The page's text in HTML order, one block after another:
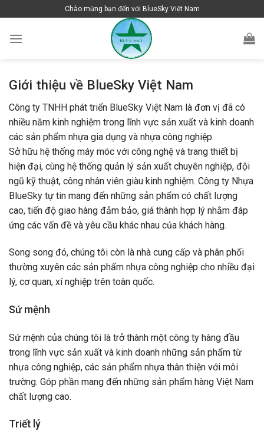
to
content
Chào mừng bạn đến với BlueSky Việt Nam
Giới thiệu về BlueSky Việt Nam
Công ty TNHH phát triển BlueSky Việt Nam là đơn vị đã có
nhiều năm kinh nghiệm trong lĩnh vực sản xuất và kinh doanh
các sản phẩm nhựa gia dụng và nhựa công nghiệp.
Sở hữu hệ thống máy móc với công nghệ và trang thiết bị
hiện đại, cùng hệ thống quản lý sản xuất chuyên nghiệp, đội
ngũ kỹ thuật, công nhân viên giàu kinh nghiệm. Công ty Nhựa
BlueSky tự tin mang đến những sản phẩm có chất lượng
cao, tiến độ giao hàng đảm bảo, giá thành hợp lý nhằm đáp
ứng các vấn đề và yêu cầu khác nhau của khách hàng.
Song song đó, chúng tôi còn là nhà cung cấp và phân phối
thường xuyên các sản phẩm nhựa công nghiệp cho nhiều đại
lý, cơ quan, xí nghiệp trên toàn quốc.
Sứ mệnh
Sứ mệnh của chúng tôi là trở thành một công ty hàng đầu
trong lĩnh vực sản xuất và kinh doanh những sản phẩm từ
nhựa công nghiệp, các sản phẩm nhựa thân thiện với môi
trường. Góp phần mang đến những sản phẩm hàng Việt Nam
chất lượng cao.
Triết lý